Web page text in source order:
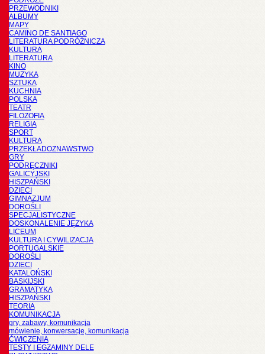
PRZEWODNIKI
ALBUMY
MAPY
CAMINO DE SANTIAGO
LITERATURA PODRÓŻNICZA
KULTURA
LITERATURA
KINO
MUZYKA
SZTUKA
KUCHNIA
POLSKA
TEATR
FILOZOFIA
RELIGIA
SPORT
KULTURA
PRZEKŁADOZNAWSTWO
GRY
PODRĘCZNIKI
GALICYJSKI
HISZPAŃSKI
DZIECI
GIMNAZJUM
DOROŚLI
SPECJALISTYCZNE
DOSKONALENIE JĘZYKA
LICEUM
KULTURA I CYWILIZACJA
PORTUGALSKIE
DOROŚLI
DZIECI
KATALOŃSKI
BASKIJSKI
GRAMATYKA
HISZPAŃSKI
TEORIA
KOMUNIKACJA
gry, zabawy, komunikacja
mówienie, konwersacje, komunikacja
ĆWICZENIA
TESTY I EGZAMINY DELE